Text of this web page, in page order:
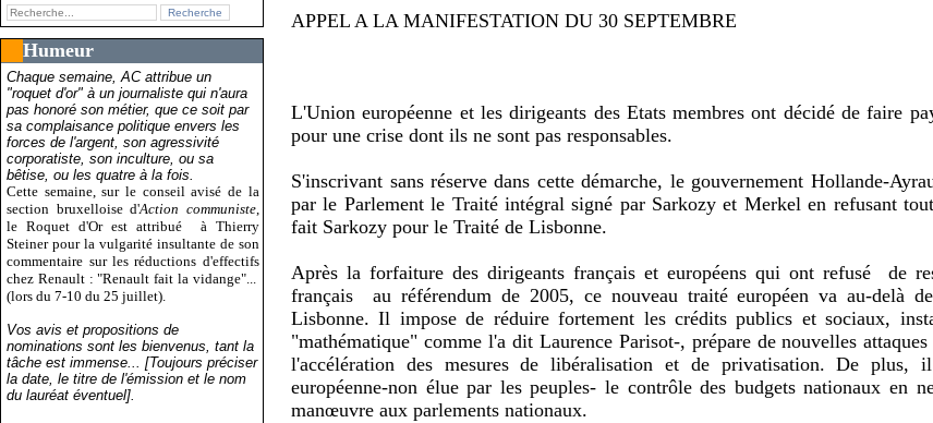
Humeur
Chaque semaine, AC attribue un
"roquet d'or" à un journaliste qui n'aura
pas honoré son métier, que ce soit par
sa complaisance politique envers les
forces de l'argent, son agressivité
corporatiste, son inculture, ou sa
bêtise, ou les quatre à la fois.
Cette semaine, sur le conseil avisé de la
section bruxelloise d'Action communiste,
le Roquet d'Or est attribué
à Thierry
Steiner pour la vulgarité insultante de son
commentaire sur les réductions d'effectifs
chez Renault : "Renault fait la vidange"...
(lors du 7-10 du 25 juillet).
Vos avis et propositions de
nominations sont les bienvenus, tant la
tâche est immense... [Toujours préciser
la date, le titre de l'émission et le nom
du lauréat éventuel].
APPEL A LA MANIFESTATION DU 30 SEPTEMBRE
L'Union européenne et les dirigeants des Etats membres ont décidé de faire
pour une crise dont ils ne sont pas responsables.
S'inscrivant sans réserve dans cette démarche, le gouvernement Hollande-
par le Parlement le Traité intégral signé par Sarkozy et Merkel en refusant
fait Sarkozy pour le Traité de Lisbonne.
Après la forfaiture des dirigeants français et européens qui ont refusé de
français au référendum de 2005, ce nouveau traité européen va au-delà
Lisbonne. Il impose de réduire fortement les crédits publics et sociaux,
"mathématique" comme l'a dit Laurence Parisot-, prépare de nouvelles
l'accélération des mesures de libéralisation et de privatisation. De plus,
européenne-non élue par les peuples- le contrôle des budgets nationaux en
manœuvre aux parlements nationaux.